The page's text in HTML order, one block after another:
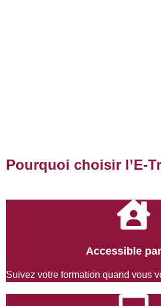
Pourquoi choisir l’E-
Accessible
Suivez votre formation quand vous